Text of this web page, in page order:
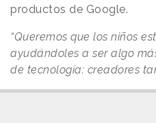
productos de Google.
“Queremos que los niños
ayudándoles a ser algo
de tecnología: creadores